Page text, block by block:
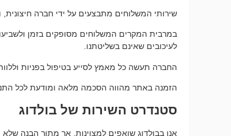
שירותי המשלוחים מתבצעים על ידי חברה חיצונית,
במרבית המקרים המשלוחים מסופקים בזמן
לעיכובים שאינם בשליטתנו.
החברה תעשה כל מאמץ לסייע בטיפול בפניות
הזמנה באתר מהווה הסכמה מלאה ומודעת לכל
סטנדרט השירות של בולדוג
אנו בבולדוג שואפים למצוינות, אך מתוך הבנה